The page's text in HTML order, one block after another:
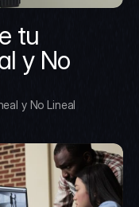
tu
y No
y No Lineal